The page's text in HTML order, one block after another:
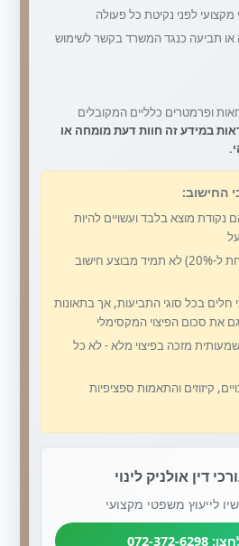
מקצועי לפני נקיטת כל פעולה
או תביעה כנגד המשרד בקשר לשימוש
ופרמטרים כלליים המקובלים
במידע זה חוות דעת מומחה או
החישוב:
נקודת מוצא בלבד ועשויים להיות
בנכויות נמוכות (מתחת ל-20%) לא תמיד מבוצע חישוב
חלים בכל סוגי התביעות, אך בתאונות
את סכום הפיצוי המקסימלי
מזכה בפיצוי מלא - לא כל
קיזוזים והתאמות ספציפיות
דין אולניק לינוי
לייעוץ משפטי מקצועי
372-6298